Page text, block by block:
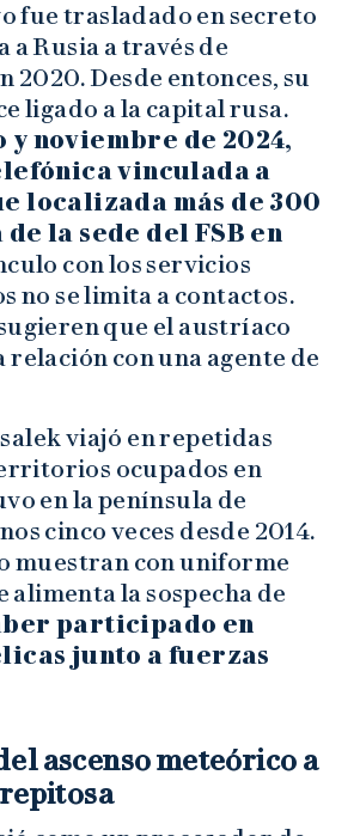
fue trasladado en secreto
a Rusia a través de
2020. Desde entonces, su
ligado a la capital rusa.
y noviembre de 2024,
vinculada a
localizada más de 300
la sede del FSB en
con los servicios
no se limita a contactos.
que el austríaco
relación con una agente de
viajó en repetidas
ocupados en
en la península de
cinco veces desde 2014.
muestran con uniforme
la sospecha de
participado en
junto a fuerzas
ascenso meteórico a